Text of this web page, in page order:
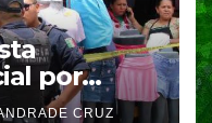
por
a
CRUZ